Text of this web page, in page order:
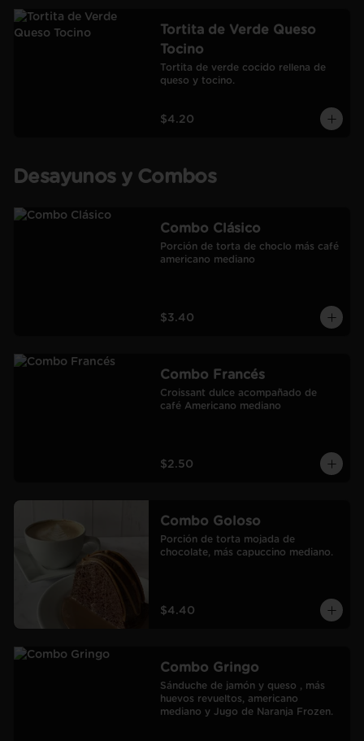
Tortita de Verde Queso
Tocino
Tortita de verde cocido rellena de
queso y tocino.
$4.20
Desayunos y Combos
Combo Clásico
Porción de torta de choclo más café
americano mediano
$3.40
Combo Francés
Croissant dulce acompañado de
café Americano mediano
$2.50
Combo Goloso
Porción de torta mojada de
chocolate, más capuccino mediano.
$4.40
Combo Gringo
Sánduche de jamón y queso , más
huevos revueltos, americano
mediano y Jugo de Naranja Frozen.